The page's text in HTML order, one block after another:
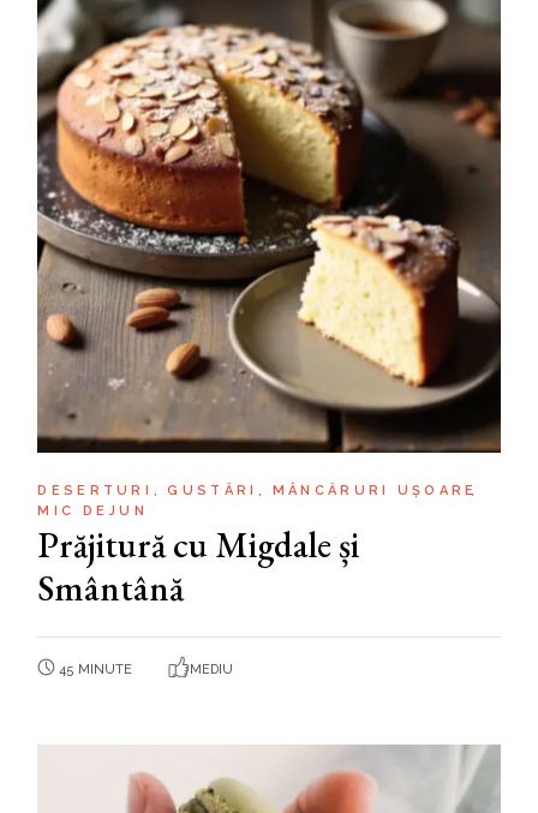
DESERTURI GUSTĂRI
MÂNCĂRURI UȘOARE
MIC DEJUN
Prăjitură cu Migdale și
Smântână
45 MINUTE MEDIU